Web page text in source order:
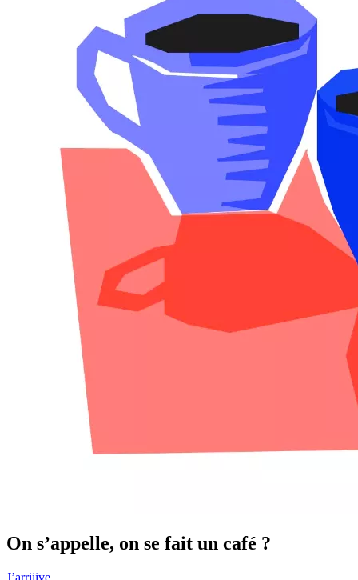
On s’appelle, on se fait un café ?
J’arriiive